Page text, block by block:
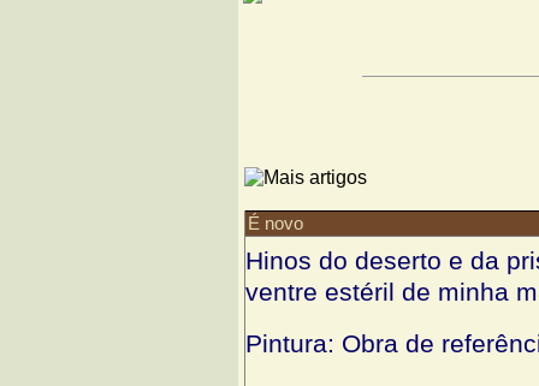
É novo
Hinos do deserto e da
ventre estéril de minha
Pintura: Obra de